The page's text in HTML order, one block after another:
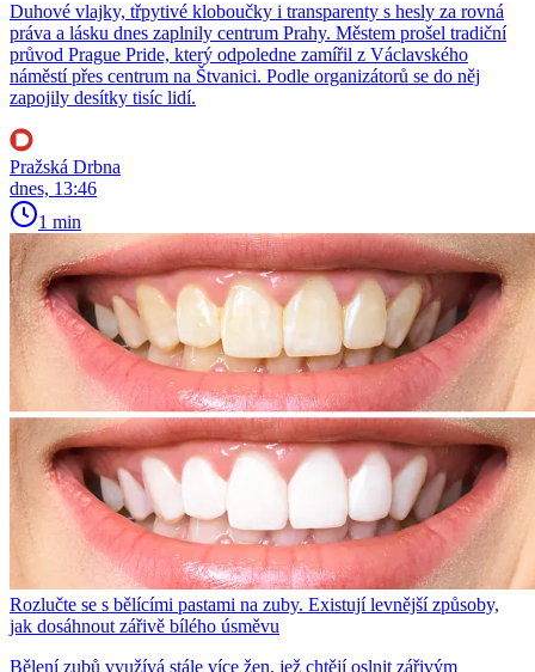
Duhové vlajky, třpytivé kloboučky i transparenty s hesly za rovná
práva a lásku dnes zaplnily centrum Prahy. Městem prošel tradiční
průvod Prague Pride, který odpoledne zamířil z Václavského
náměstí přes centrum na Štvanici. Podle organizátorů se do něj
zapojily desítky tisíc lidí.
Pražská Drbna
dnes, 13:46
1 min
Rozlučte se s bělícími pastami na zuby. Existují levnější způsoby,
jak dosáhnout zářivě bílého úsměvu
Bělení zubů využívá stále více žen, jež chtějí oslnit zářivým